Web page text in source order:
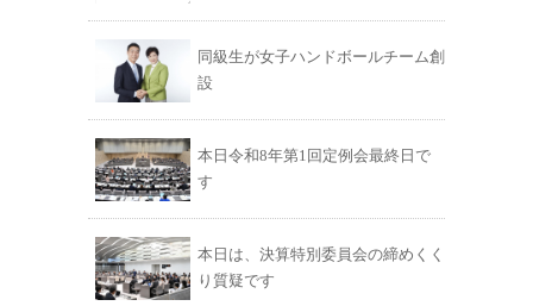
同級生が女子ハンドボールチーム創
設
本日令和8年第1回定例会最終日で
す
本日は、決算特別委員会の締めくく
り質疑です